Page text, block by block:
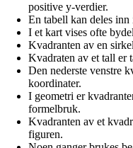
positive y-verdier.
En tabell kan deles
I et kart vises ofte
Kvadranten av en
Kvadraten av et tall er
Den nederste venstre
koordinater.
I geometri er
formelbruk.
Kvadranten av et
figuren.